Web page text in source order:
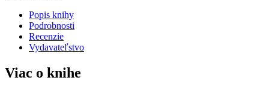
Popis knihy
Podrobnosti
Recenzie
Vydavateľstvo
Viac o knihe